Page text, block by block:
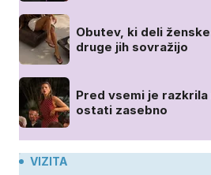
Obutev, ki deli
druge jih sovražijo
Pred vsemi je
ostati zasebno
VIZITA